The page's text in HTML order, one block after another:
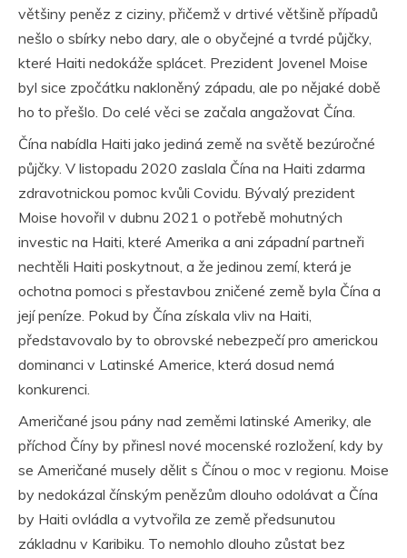
většiny peněz z ciziny, přičemž v drtivé většině případů
nešlo o sbírky nebo dary, ale o obyčejné a tvrdé půjčky,
které Haiti nedokáže splácet. Prezident Jovenel Moise
byl sice zpočátku nakloněný západu, ale po nějaké době
ho to přešlo. Do celé věci se začala angažovat Čína.
Čína nabídla Haiti jako jediná země na světě bezúročné
půjčky. V listopadu 2020 zaslala Čína na Haiti zdarma
zdravotnickou pomoc kvůli Covidu. Bývalý prezident
Moise hovořil v dubnu 2021 o potřebě mohutných
investic na Haiti, které Amerika a ani západní partneři
nechtěli Haiti poskytnout, a že jedinou zemí, která je
ochotna pomoci s přestavbou zničené země byla Čína a
její peníze. Pokud by Čína získala vliv na Haiti,
představovalo by to obrovské nebezpečí pro americkou
dominanci v Latinské Americe, která dosud nemá
konkurenci.
Američané jsou pány nad zeměmi latinské Ameriky, ale
příchod Číny by přinesl nové mocenské rozložení, kdy by
se Američané musely dělit s Čínou o moc v regionu. Moise
by nedokázal čínským penězům dlouho odolávat a Čína
by Haiti ovládla a vytvořila ze země předsunutou
základnu v Karibiku. To nemohlo dlouho zůstat bez